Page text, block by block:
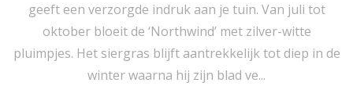
geeft een verzorgde indruk aan je tuin. Van juli tot
oktober bloeit de ‘Northwind’ met zilver-witte
pluimpjes. Het siergras blijft aantrekkelijk tot diep in de
winter waarna hij zijn blad ve...